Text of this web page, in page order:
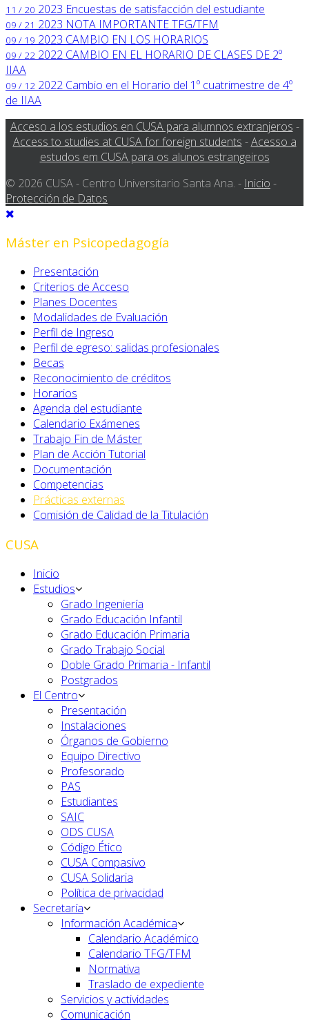
11 / 20 2023 Encuestas de satisfacción del estudiante
09 / 21 2023 NOTA IMPORTANTE TFG/TFM
09 / 19 2023 CAMBIO EN LOS HORARIOS
09 / 22 2022 CAMBIO EN EL HORARIO DE CLASES DE 2º
IIAA
09 / 12 2022 Cambio en el Horario del 1º cuatrimestre de 4º
de IIAA
Acceso a los estudios en CUSA para alumnos extranjeros -
Access to studies at CUSA for foreign students -Acesso a
estudos em CUSA para os alunos estrangeiros
© 2026 CUSA - Centro Universitario Santa Ana. - Inicio -
Protección de Datos
Máster en Psicopedagogía
Presentación
Criterios de Acceso
Planes Docentes
Modalidades de Evaluación
Perfil de Ingreso
Perfil de egreso: salidas profesionales
Becas
Reconocimiento de créditos
Horarios
Agenda del estudiante
Calendario Exámenes
Trabajo Fin de Máster
Plan de Acción Tutorial
Documentación
Competencias
Prácticas externas
Comisión de Calidad de la Titulación
CUSA
Inicio
Estudios
Grado Ingeniería
Grado Educación Infantil
Grado Educación Primaria
Grado Trabajo Social
Doble Grado Primaria - Infantil
Postgrados
El Centro
Presentación
Instalaciones
Órganos de Gobierno
Equipo Directivo
Profesorado
PAS
Estudiantes
SAIC
ODS CUSA
Código Ético
CUSA Compasivo
CUSA Solidaria
Política de privacidad
Secretaría
Información Académica
Calendario Académico
Calendario TFG/TFM
Normativa
Traslado de expediente
Servicios y actividades
Comunicación